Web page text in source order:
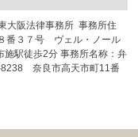
大阪法律事務所 事務所住
番３７号 ヴェル・ノール
駅徒歩2分 事務所名称：弁
奈良市高天市町11番